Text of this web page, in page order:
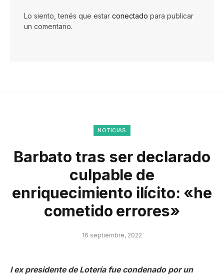
Lo siento, tenés que estar conectado para publicar
un comentario.
NOTICIAS
Barbato tras ser declarado
culpable de
enriquecimiento ilícito: «he
cometido errores»
16 septiembre, 2022
l ex presidente de Lotería fue condenado por un